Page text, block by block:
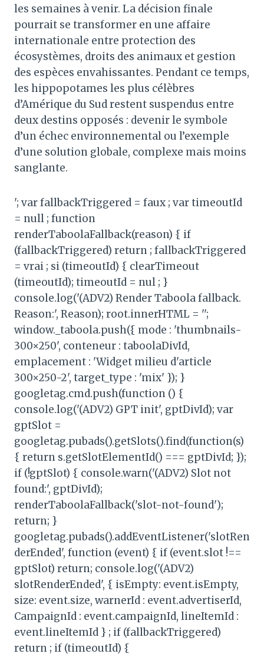
les semaines à venir. La décision finale
pourrait se transformer en une affaire
internationale entre protection des
écosystèmes, droits des animaux et gestion
des espèces envahissantes. Pendant ce temps,
les hippopotames les plus célèbres
d’Amérique du Sud restent suspendus entre
deux destins opposés : devenir le symbole
d’un échec environnemental ou l’exemple
d’une solution globale, complexe mais moins
sanglante.
'; var fallbackTriggered = faux ; var timeoutId
= null ; function
renderTaboolaFallback(reason) { if
(fallbackTriggered) return ; fallbackTriggered
= vrai ; si (timeoutId) { clearTimeout
(timeoutId); timeoutId = nul ; }
console.log('(ADV2) Render Taboola fallback.
Reason:', Reason); root.innerHTML = '';
window._taboola.push({ mode : 'thumbnails-
300×250', conteneur : taboolaDivId,
emplacement : 'Widget milieu d'article
300×250-2', target_type : 'mix' }); }
googletag.cmd.push(function () {
console.log('(ADV2) GPT init', gptDivId); var
gptSlot =
googletag.pubads().getSlots().find(function(s)
{ return s.getSlotElementId() === gptDivId; });
if (!gptSlot) { console.warn('(ADV2) Slot not
found:', gptDivId);
renderTaboolaFallback('slot-not-found');
return; }
googletag.pubads().addEventListener('slotRen
derEnded', function (event) { if (event.slot !==
gptSlot) return; console.log('(ADV2)
slotRenderEnded', { isEmpty: event.isEmpty,
size: event.size, warnerId : event.advertiserId,
CampaignId : event.campaignId, lineItemId :
event.lineItemId } ; if (fallbackTriggered)
return ; if (timeoutId) {